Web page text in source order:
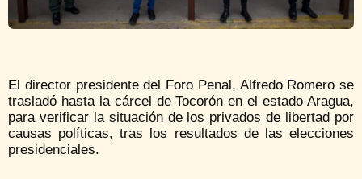
El director presidente del Foro Penal, Alfredo Romero se
trasladó hasta la cárcel de Tocorón en el estado Aragua,
para verificar la situación de los privados de libertad por
causas políticas, tras los resultados de las elecciones
presidenciales.